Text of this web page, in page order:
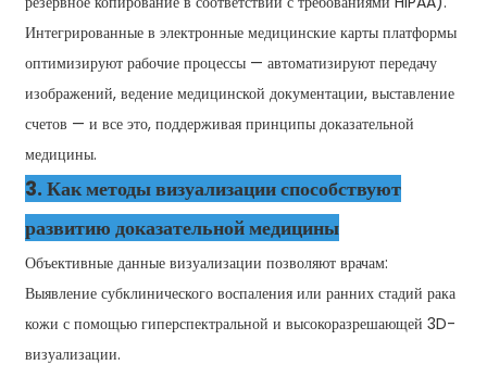
Интегрированные в электронные медицинские карты платформы
оптимизируют рабочие процессы — автоматизируют передачу
изображений, ведение медицинской документации, выставление
счетов — и все это, поддерживая принципы доказательной
медицины.
3. Как методы визуализации способствуют
развитию доказательной медицины
Объективные данные визуализации позволяют врачам:
Выявление субклинического воспаления или ранних стадий рака
кожи с помощью гиперспектральной и высокоразрешающей 3D-
визуализации.